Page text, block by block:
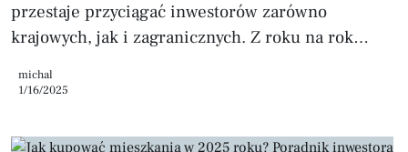
przestaje przyciągać inwestorów zarówno
krajowych, jak i zagranicznych. Z roku na rok
które mogą wpłynąć na decyzje inwestycyjne. Jakie
dominować? Oto kilka kluczowych informacji,
michal
1/16/2025